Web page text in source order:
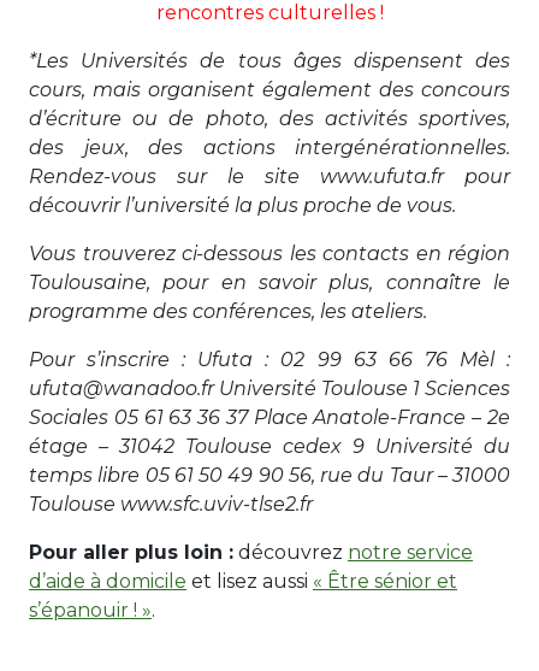
rencontres culturelles !
*Les Universités de tous âges dispensent des
cours, mais organisent également des concours
d’écriture ou de photo, des activités sportives,
des jeux, des actions intergénérationnelles.
Rendez-vous sur le site www.ufuta.fr pour
découvrir l’université la plus proche de vous.
Vous trouverez ci-dessous les contacts en région
Toulousaine, pour en savoir plus, connaître le
programme des conférences, les ateliers.
Pour s’inscrire : Ufuta : 02 99 63 66 76 Mèl :
ufuta@wanadoo.fr Université Toulouse 1 Sciences
Sociales 05 61 63 36 37 Place Anatole-France – 2e
étage – 31042 Toulouse cedex 9 Université du
temps libre 05 61 50 49 90 56, rue du Taur – 31000
Toulouse www.sfc.uviv-tlse2.fr
Pour aller plus loin : découvrez notre service
d’aide à domicile et lisez aussi « Être sénior et
s’épanouir ! ».